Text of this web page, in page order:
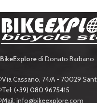
BikeExploredi Donato Barbano
Via Cassano, 74/A - 70029
Tel: (+39) 080 9675415
Mail: info@bikeexplore.com